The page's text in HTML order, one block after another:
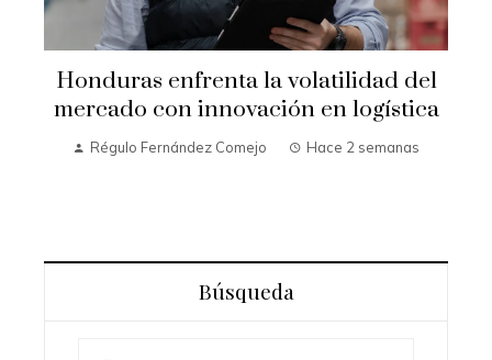
Honduras enfrenta la volatilidad del
mercado con innovación en logística
Régulo Fernández Comejo Hace 2 semanas
Búsqueda